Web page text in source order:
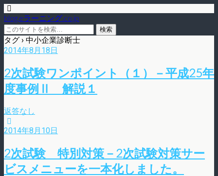
blog.eラーニング.co.jp
タグ › 中小企業診断士
2014年8月18日
2次試験ワンポイント（１）－平成25年
度事例Ⅱ 解説１
返答なし
2014年8月10日
2次試験 特別対策－2次試験対策サー
ビスメニューを一本化しました。